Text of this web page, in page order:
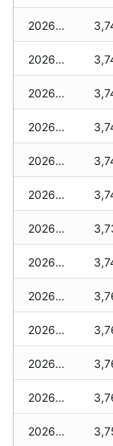
2026-04-22
2026-04-21
2026-04-20
2026-04-19
2026-04-18
2026-04-17
2026-04-16
2026-04-15
2026-04-14
2026-04-13
2026-04-12
2026-04-11
2026-04-10